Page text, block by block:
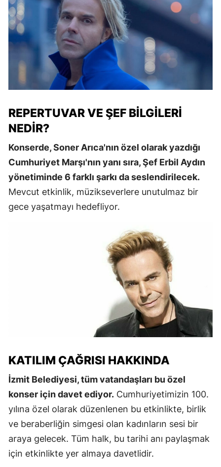
REPERTUVAR VE ŞEF BILGILERI
NEDIR?
Konserde, Soner Arıca'nın özel olarak yazdığı
Cumhuriyet Marşı'nın yanı sıra, Şef Erbil Aydın
yönetiminde 6 farklı şarkı da seslendirilecek.
Mevcut etkinlik, müzikseverlere unutulmaz bir
gece yaşatmayı hedefliyor.
KATILIM ÇAĞRISI HAKKINDA
İzmit Belediyesi, tüm vatandaşları bu özel
konser için davet ediyor. Cumhuriyetimizin 100.
yılına özel olarak düzenlenen bu etkinlikte, birlik
ve beraberliğin simgesi olan kadınların sesi bir
araya gelecek. Tüm halk, bu tarihi anı paylaşmak
için etkinlikte yer almaya davetlidir.